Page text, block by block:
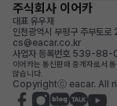
주식회사 이어카
대표 유우재
인천광역시 부평구 주부토
cs@eacar.co.kr
사업자 등록번호 539-
이어카는 통신판매 중개자로서
않습니다.
Copyrightⓒ eacar. All